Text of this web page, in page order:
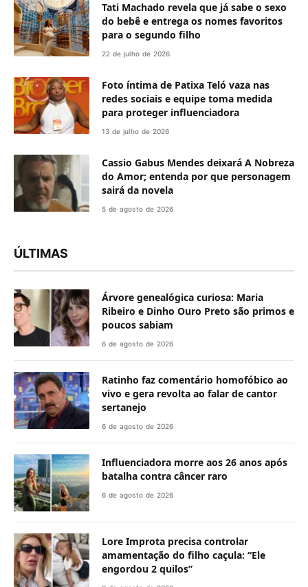
Tati Machado revela que já sabe o sexo
do bebê e entrega os nomes favoritos
para o segundo filho
22 de julho de 2026
Foto íntima de Patixa Teló vaza nas
redes sociais e equipe toma medida
para proteger influenciadora
13 de julho de 2026
Cassio Gabus Mendes deixará A Nobreza
do Amor; entenda por que personagem
sairá da novela
5 de agosto de 2026
ÚLTIMAS
Árvore genealógica curiosa: Maria
Ribeiro e Dinho Ouro Preto são primos e
poucos sabiam
6 de agosto de 2026
Ratinho faz comentário homofóbico ao
vivo e gera revolta ao falar de cantor
sertanejo
6 de agosto de 2026
Influenciadora morre aos 26 anos após
batalha contra câncer raro
6 de agosto de 2026
Lore Improta precisa controlar
amamentação do filho caçula: “Ele
engordou 2 quilos”